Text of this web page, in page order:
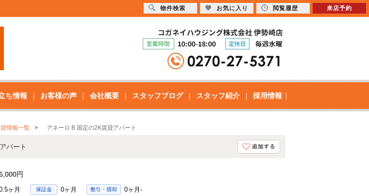
ち情報 お客様の声 会社概要 スタッフブログ スタッフ紹介 採用情報
情報一覧 アネーロ B 国定の2K賃貸アパート
パート
円
ヶ月 保証金 0ヶ月 敷引・償却 0ヶ月-
物件検索 お気に入り 閲覧履歴 来店予約